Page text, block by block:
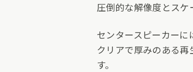
圧倒的な解像度とスケ
センタースピーカーに
クリアで厚みのある
す。